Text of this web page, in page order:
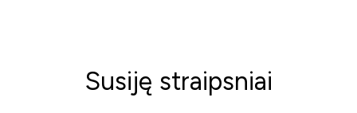
Susiję straipsniai